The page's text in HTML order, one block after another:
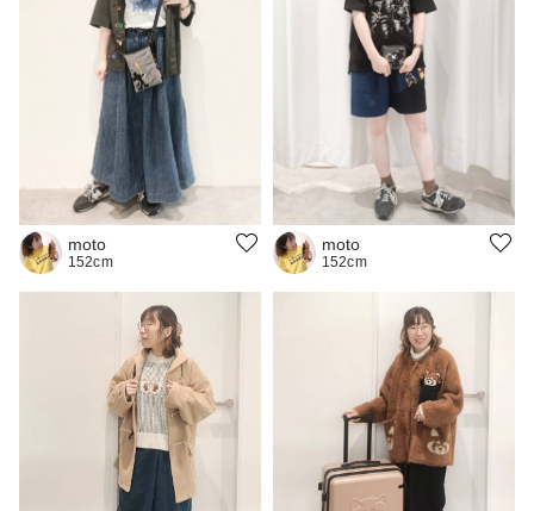
moto
152cm
moto
152cm